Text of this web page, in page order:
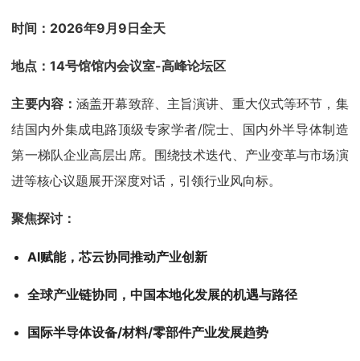
时间：2026年9月9日全天
地点：14号馆馆内会议室-高峰论坛区
主要内容：涵盖开幕致辞、主旨演讲、重大仪式等环节，集
结国内外集成电路顶级专家学者/院士、国内外半导体制造
第一梯队企业高层出席。围绕技术迭代、产业变革与市场演
进等核心议题展开深度对话，引领行业风向标。
聚焦探讨：
AI赋能，芯云协同推动产业创新
全球产业链协同，中国本地化发展的机遇与路径
国际半导体设备/材料/零部件产业发展趋势